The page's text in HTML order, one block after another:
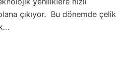
çıkıyor. Bu dönemde çelik